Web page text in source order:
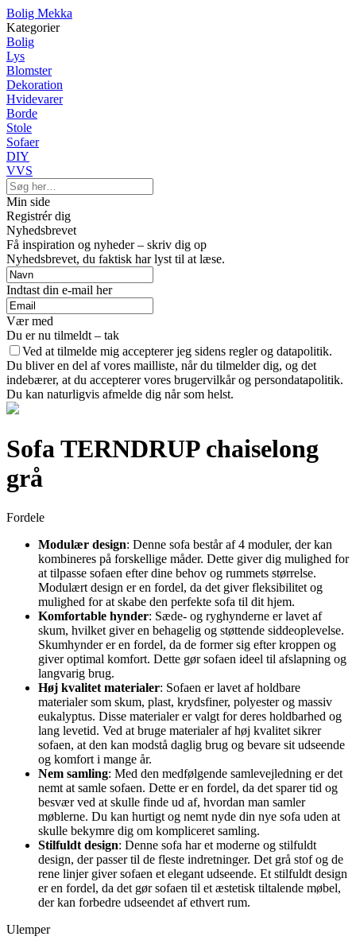
Bolig Mekka
Kategorier
Bolig
Lys
Blomster
Dekoration
Hvidevarer
Borde
Stole
Sofaer
DIY
VVS
Min side
Registrér dig
Nyhedsbrevet
Få inspiration og nyheder – skriv dig op
Nyhedsbrevet, du faktisk har lyst til at læse.
Indtast din e-mail her
Vær med
Du er nu tilmeldt – tak
Ved at tilmelde mig accepterer jeg sidens regler og datapolitik.
Du bliver en del af vores mailliste, når du tilmelder dig, og det
indebærer, at du accepterer vores brugervilkår og persondatapolitik.
Du kan naturligvis afmelde dig når som helst.
Sofa TERNDRUP chaiselong
grå
Fordele
Modulær design: Denne sofa består af 4 moduler, der kan
kombineres på forskellige måder. Dette giver dig mulighed for
at tilpasse sofaen efter dine behov og rummets størrelse.
Modulært design er en fordel, da det giver fleksibilitet og
mulighed for at skabe den perfekte sofa til dit hjem.
Komfortable hynder: Sæde- og ryghynderne er lavet af
skum, hvilket giver en behagelig og støttende siddeoplevelse.
Skumhynder er en fordel, da de former sig efter kroppen og
giver optimal komfort. Dette gør sofaen ideel til afslapning og
langvarig brug.
Høj kvalitet materialer: Sofaen er lavet af holdbare
materialer som skum, plast, krydsfiner, polyester og massiv
eukalyptus. Disse materialer er valgt for deres holdbarhed og
lang levetid. Ved at bruge materialer af høj kvalitet sikrer
sofaen, at den kan modstå daglig brug og bevare sit udseende
og komfort i mange år.
Nem samling: Med den medfølgende samlevejledning er det
nemt at samle sofaen. Dette er en fordel, da det sparer tid og
besvær ved at skulle finde ud af, hvordan man samler
møblerne. Du kan hurtigt og nemt nyde din nye sofa uden at
skulle bekymre dig om kompliceret samling.
Stilfuldt design: Denne sofa har et moderne og stilfuldt
design, der passer til de fleste indretninger. Det grå stof og de
rene linjer giver sofaen et elegant udseende. Et stilfuldt design
er en fordel, da det gør sofaen til et æstetisk tiltalende møbel,
der kan forbedre udseendet af ethvert rum.
Ulemper